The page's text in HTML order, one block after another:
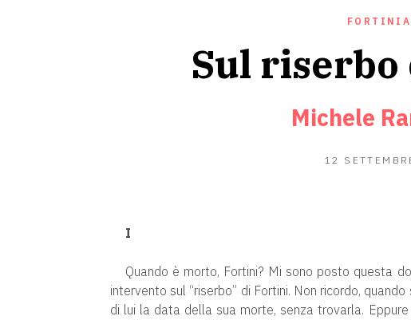
Sul
Michele
12
I
Quando è morto, Fortini? Mi sono posto questa
intervento sul “riserbo” di Fortini. Non ricordo,
di lui la data della sua morte, senza trovarla.